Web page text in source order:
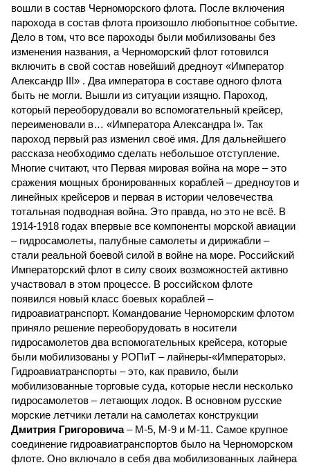
вошли в состав Черноморского флота. После включения
парохода в состав флота произошло любопытное событие.
Дело в том, что все пароходы были мобилизованы без
изменения названия, а Черноморский флот готовился
включить в свой состав новейший дредноут «Император
Александр III» . Два императора в составе одного флота
быть не могли. Вышли из ситуации изящно. Пароход,
который переоборудовали во вспомогательный крейсер,
переименовали в… «Императора Александра I». Так
пароход первый раз изменил своё имя. Для дальнейшего
рассказа необходимо сделать небольшое отступление.
Многие считают, что Первая мировая война на море – это
сражения мощных бронированных кораблей – дредноутов и
линейных крейсеров и первая в истории человечества
тотальная подводная война. Это правда, но это не всё. В
1914-1918 годах впервые все компоненты морской авиации
– гидросамолеты, палубные самолеты и дирижабли –
стали реальной боевой силой в войне на море. Российский
Императорский флот в силу своих возможностей активно
участвовал в этом процессе. В российском флоте
появился новый класс боевых кораблей –
гидроавиатранспорт. Командование Черноморским флотом
приняло решение переоборудовать в носители
гидросамолетов два вспомогательных крейсера, которые
были мобилизованы у РОПиТ – лайнеры-«Императоры».
Гидроавиатранспорты – это, как правило, были
мобилизованные торговые суда, которые несли несколько
гидросамолетов – летающих лодок. В основном русские
морские летчики летали на самолетах конструкции
Дмитрия Григоровича– М-5, М-9 и М-11. Самое крупное
соединение гидроавиатранспортов было на Черноморском
флоте. Оно включало в себя два мобилизованных лайнера